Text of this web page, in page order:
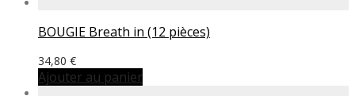
BOUGIE Breath in (12 pièces)
34,80 €
Ajouter au panier